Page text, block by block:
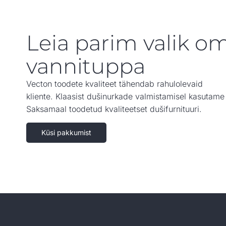
Leia parim valik
vannituppa
Vecton toodete kvaliteet tähendab rahulolevaid
kliente. Klaasist dušinurkade valmistamisel kasutame
Saksamaal toodetud kvaliteetset dušifurnituuri.
Küsi pakkumist